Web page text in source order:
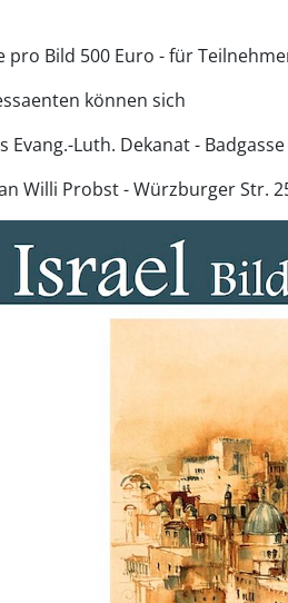
pro Bild 500 Euro - für
können sich
Evang.-Luth. Dekanat -
Willi Probst - Würzburger Str.